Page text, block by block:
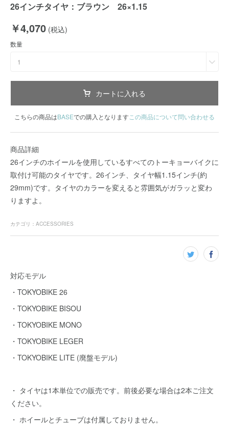
26インチタイヤ：ブラウン 26×1.15
￥4,070 (税込)
数量
1
カートに入れる
こちらの商品はBASEでの購入となりますこの商品について問い合わせる
商品詳細
26インチのホイールを使用しているすべてのトーキョーバイクに
取付け可能のタイヤです。26インチ、タイヤ幅1.15インチ(約
29mm)です。タイヤのカラーを変えると雰囲気がガラッと変わ
りますよ。
カテゴリ ： ACCESSORIES
対応モデル
・TOKYOBIKE 26
・TOKYOBIKE BISOU
・TOKYOBIKE MONO
・TOKYOBIKE LEGER
・TOKYOBIKE LITE (廃盤モデル)
・ タイヤは1本単位での販売です。前後必要な場合は2本ご注文
ください。
・ ホイールとチューブは付属しておりません。